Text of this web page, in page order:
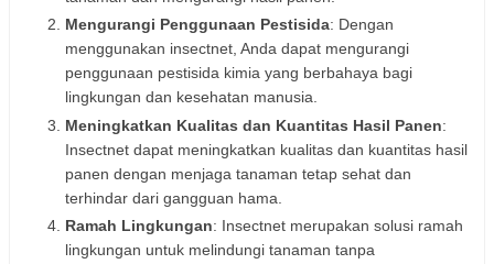
Mengurangi Penggunaan Pestisida: Dengan
menggunakan insectnet, Anda dapat mengurangi
penggunaan pestisida kimia yang berbahaya bagi
lingkungan dan kesehatan manusia.
Meningkatkan Kualitas dan Kuantitas Hasil Panen:
Insectnet dapat meningkatkan kualitas dan kuantitas hasil
panen dengan menjaga tanaman tetap sehat dan
terhindar dari gangguan hama.
Ramah Lingkungan: Insectnet merupakan solusi ramah
lingkungan untuk melindungi tanaman tanpa